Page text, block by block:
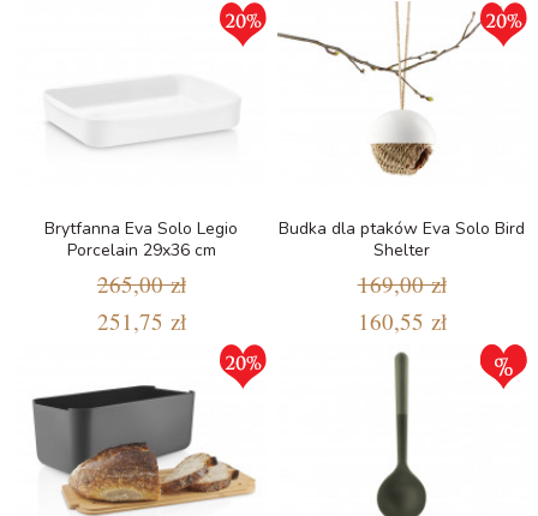
Brytfanna Eva Solo Legio
Porcelain 29x36 cm
265,00 zł
251,75 zł
Budka dla ptaków Eva Solo Bird
Shelter
169,00 zł
160,55 zł